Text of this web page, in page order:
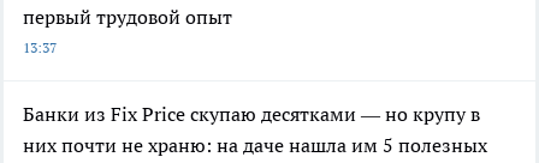
первый трудовой опыт
13:37
Банки из Fix Price скупаю десятками — но крупу в
них почти не храню: на даче нашла им 5 полезных